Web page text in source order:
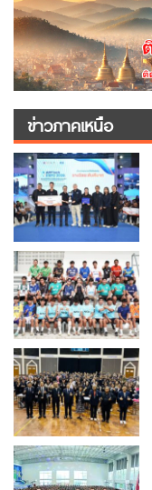
ข่าวภาคเหนือ